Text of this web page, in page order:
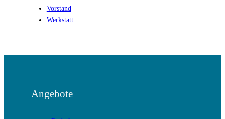
Vorstand
Werkstatt
Angebote